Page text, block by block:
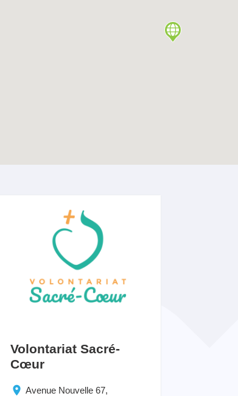
Volontariat Sacré-
Cœur
Avenue Nouvelle 67,